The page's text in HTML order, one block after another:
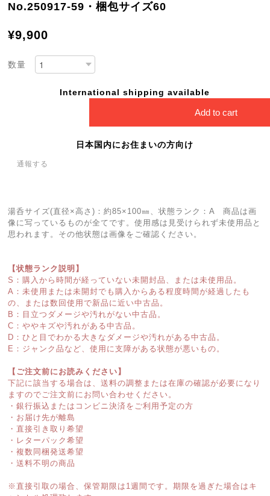
No.250917-59・梱包サイズ60
¥9,900
数量
International shipping available
Add to cart
日本国内にお住まいの方向け
通報する
湯呑サイズ(直径×高さ)：約85×100㎜、状態ランク：A 商品は画
像に写っているものが全てです。使用感は見受けられず未使用品と
思われます。その他状態は画像をご確認ください。
【状態ランク説明】
S：購入から時間が経っていない未開封品、または未使用品。
A：未使用または未開封でも購入からある程度時間が経過したも
の、または数回使用で新品に近い中古品。
B：目立つダメージや汚れがない中古品。
C：ややキズや汚れがある中古品。
D：ひと目でわかる大きなダメージや汚れがある中古品。
E：ジャンク品など、使用に支障がある状態が悪いもの。
【ご注文前にお読みください】
下記に該当する場合は、送料の調整または在庫の確認が必要になり
ますのでご注文前にお問い合わせください。
・銀行振込またはコンビニ決済をご利用予定の方
・お届け先が離島
・直接引き取り希望
・レターパック希望
・複数同梱発送希望
・送料不明の商品
※直接引取の場合、保管期限は1週間です。期限を過ぎた場合はキ